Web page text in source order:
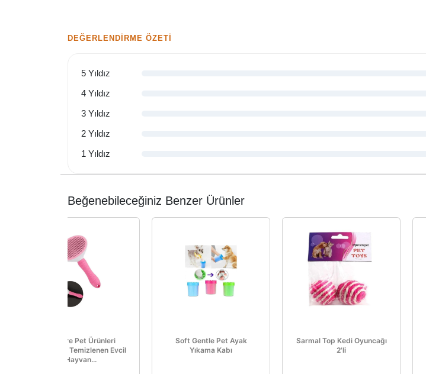
DEĞERLENDIRME ÖZETI
5 Yıldız
4 Yıldız
3 Yıldız
2 Yıldız
1 Yıldız
Beğenebileceğiniz Benzer Ürünler
Welfare Pet Ürünleri
Otomatik Temizlenen Evcil
Hayvan...
Soft Gentle Pet Ayak
Yıkama Kabı
Sarmal Top Kedi Oyuncağı
2'li